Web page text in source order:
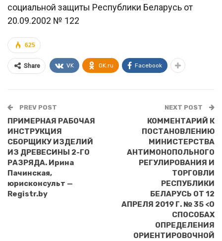
социальной защиты Республики Беларусь от
20.09.2002 № 122
625
Share VK OK.ru Facebook
PREV POST
ПРИМЕРНАЯ РАБОЧАЯ
ИНСТРУКЦИЯ
СБОРЩИКУ ИЗДЕЛИЙ
ИЗ ДРЕВЕСИНЫ 2-ГО
РАЗРЯДА. Ирина
Пачинская,
юрисконсульт —
Registr.by
NEXT POST
КОММЕНТАРИЙ К
ПОСТАНОВЛЕНИЮ
МИНИСТЕРСТВА
АНТИМОНОПОЛЬНОГО
РЕГУЛИРОВАНИЯ И
ТОРГОВЛИ
РЕСПУБЛИКИ
БЕЛАРУСЬ ОТ 12
АПРЕЛЯ 2019 Г. № 35 <О
СПОСОБАХ
ОПРЕДЕЛЕНИЯ
ОРИЕНТИРОВОЧНОЙ